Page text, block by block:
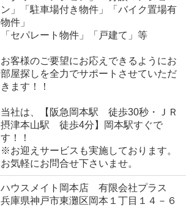
ン」「駐車場付き物件」「バイク置場有
物件」
「セパレート物件」「戸建て」等
お客様のご要望にお応えできるようにお
部屋探しを全力でサポートさせていただ
きます！！
当社は、【阪急岡本駅 徒歩30秒・ＪＲ
摂津本山駅 徒歩4分】岡本駅すぐで
す！！
※お迎えサービスも実施しております。
お気軽にお問合せ下さいませ。
ハウスメイト岡本店 有限会社プラス
兵庫県神戸市東灘区岡本１丁目１４－６